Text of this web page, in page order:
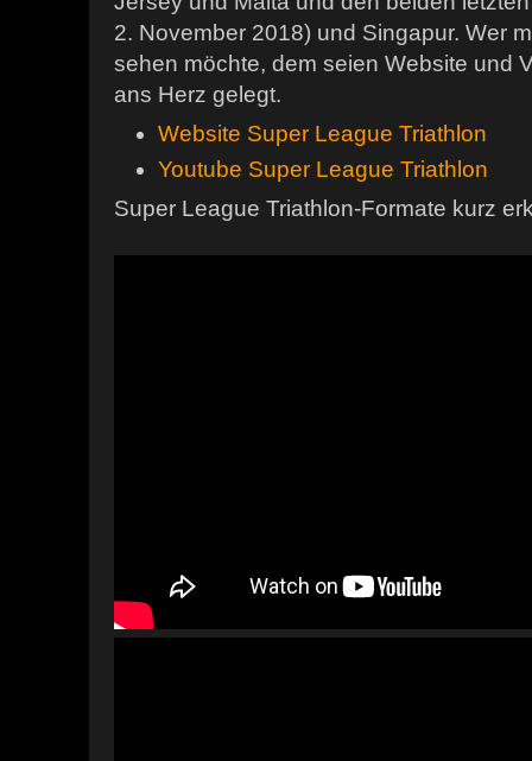
2. November 2018) und Singapur. Wer
sehen möchte, dem seien Website und
ans Herz gelegt.
Website Super League Triathlon
Youtube Super League Triathlon
Super League Triathlon-Formate kurz